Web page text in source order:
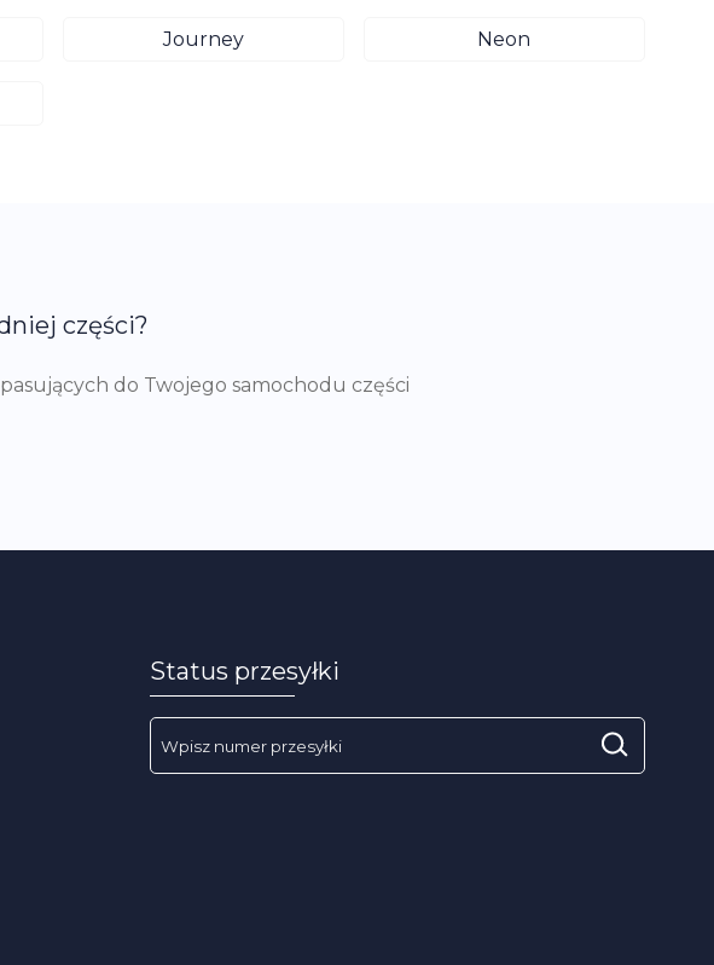
Journey Neon
części?
do Twojego samochodu części
Status przesyłki